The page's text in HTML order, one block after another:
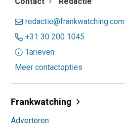
redactie@frankwatching.com
+31 30 200 1045
Tarieven
Meer contactopties
Frankwatching
Adverteren